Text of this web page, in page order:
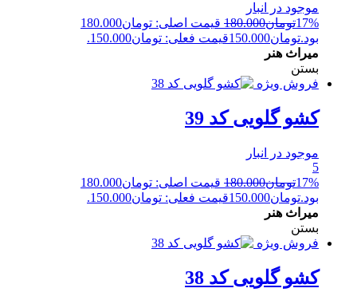
موجود در انبار
17%تومان180.000
قیمت اصلی: تومان180.000
بود.تومان150.000قیمت فعلی: تومان150.000.
میراث هنر
بستن
فروش ویژه
کشو گلویی کد 39
موجود در انبار
5
17%تومان180.000
قیمت اصلی: تومان180.000
بود.تومان150.000قیمت فعلی: تومان150.000.
میراث هنر
بستن
فروش ویژه
کشو گلویی کد 38